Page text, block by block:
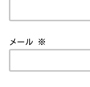
メール ※